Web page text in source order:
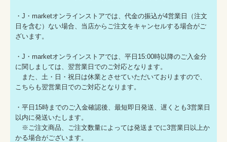
・J・marketオンラインストアでは、代金の振込が4営業日（注文
日を含む）ない場合、当店からご注文をキャンセルする場合がご
ざいます。
・J・marketオンラインストアでは、平日15:00時以降のご入金分
に関しましては、翌営業日でのご対応となります。
また、土・日・祝日は休業とさせていただいておりますので、
こちらも翌営業日でのご対応となります。
・平日15時までのご入金確認後、最短即日発送、遅くとも3営業日
以内に発送いたします。
※ご注文商品、ご注文数量によっては発送までに3営業日以上か
かる場合がございます。